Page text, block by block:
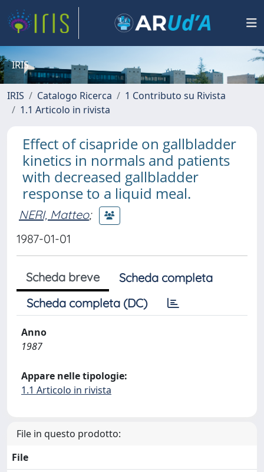
IRIS
IRIS Catalogo Ricerca
1 Contributo su Rivista
1.1 Articolo in rivista
Effect of cisapride on gallbladder
kinetics in normals and patients
with decreased gallbladder
response to a liquid meal.
NERI, Matteo;
1987-01-01
Scheda breve
Scheda completa
Scheda completa (DC)
Anno
1987
Appare nelle tipologie:
1.1 Articolo in rivista
File in questo prodotto:
File